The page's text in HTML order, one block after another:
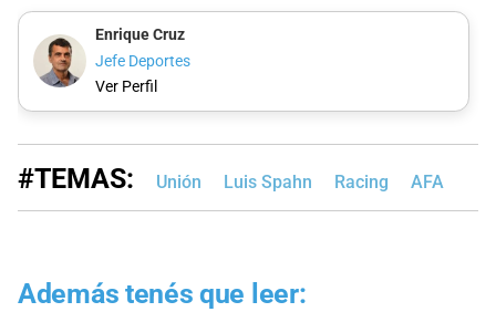
Enrique Cruz
Jefe Deportes
Ver Perfil
#TEMAS: Unión Luis Spahn Racing AFA
Además tenés que leer: